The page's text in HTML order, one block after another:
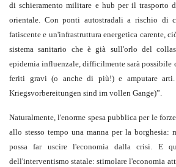
di schieramento militare e hub per il trasporto
orientale. Con ponti autostradali a rischio di
fatiscente e un'infrastruttura energetica carente,
sistema sanitario che è già sull'orlo del
epidemia influenzale, difficilmente sarà possibile
feriti gravi (o anche di più!) e amputare
Kriegsvorbereitungen sind im vollen Gange)”.
Naturalmente, l'enorme spesa pubblica per le
allo stesso tempo una manna per la borghesia:
possa far uscire l'economia dalla crisi. E
dell'interventismo statale: stimolare l'economia